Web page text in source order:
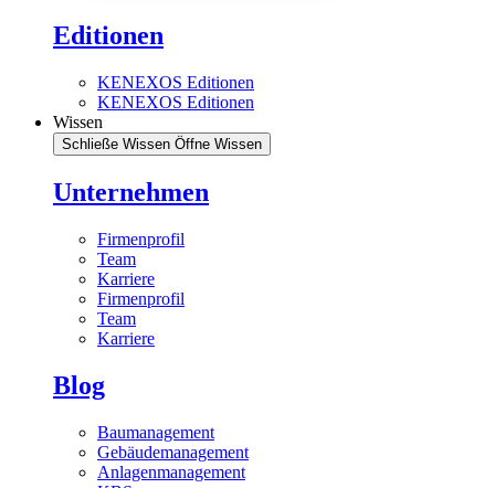
Editionen
KENEXOS Editionen
KENEXOS Editionen
Wissen
Schließe Wissen Öffne Wissen
Unternehmen
Firmenprofil
Team
Karriere
Firmenprofil
Team
Karriere
Blog
Baumanagement
Gebäudemanagement
Anlagenmanagement